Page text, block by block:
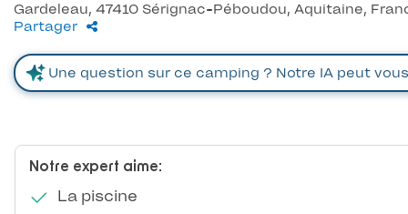
Gardeleau, 47410 Sérignac-Péboudou, Aquitaine,
Partager
Notre expert aime:
La piscine